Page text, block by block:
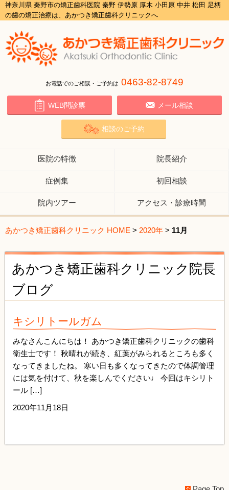
神奈川県 秦野市の矯正歯科医院 秦野 伊勢原 厚木 小田原 中井 松田 足柄
の歯の矯正治療は、あかつき矯正歯科クリニックへ
お電話でのご相談・ご予約は 0463-82-8749
WEB問診票 メール相談
相談のご予約
医院の特徴 院長紹介
症例集 初回相談
院内ツアー アクセス・診療時間
あかつき矯正歯科クリニック HOME > 2020年 > 11月
あかつき矯正歯科クリニック院長
ブログ
キシリトールガム
みなさんこんにちは！ あかつき矯正歯科クリニックの歯科
衛生士です！ 秋晴れが続き、紅葉がみられるところも多く
なってきましたね。 寒い日も多くなってきたので体調管理
には気を付けて、秋を楽しんでください♩ 今回はキシリト
ール […]
2020年11月18日